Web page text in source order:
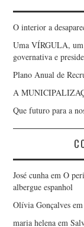
O interior a
Uma VÍRGULA,
governativa e
Plano Anual de
A
Que futuro para a
José cunha emO
albergue espanhol
Olívia Gonçalves
maria helena em